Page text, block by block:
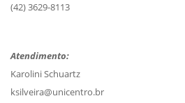
(42) 3629-8113
Atendimento:
Karolini Schuartz
ksilveira@unicentro.br